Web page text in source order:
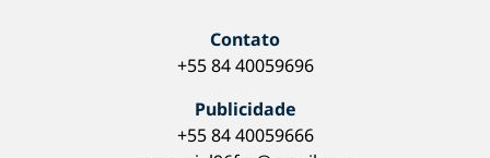
Contato
+55 84 40059696
Publicidade
+55 84 40059666